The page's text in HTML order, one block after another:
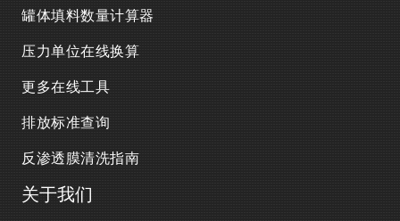
罐体填料数量计算器
压力单位在线换算
更多在线工具
排放标准查询
反渗透膜清洗指南
关于我们